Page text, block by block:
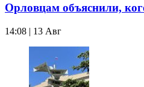
Орловцам объяснили,
14:08 | 13 Авг